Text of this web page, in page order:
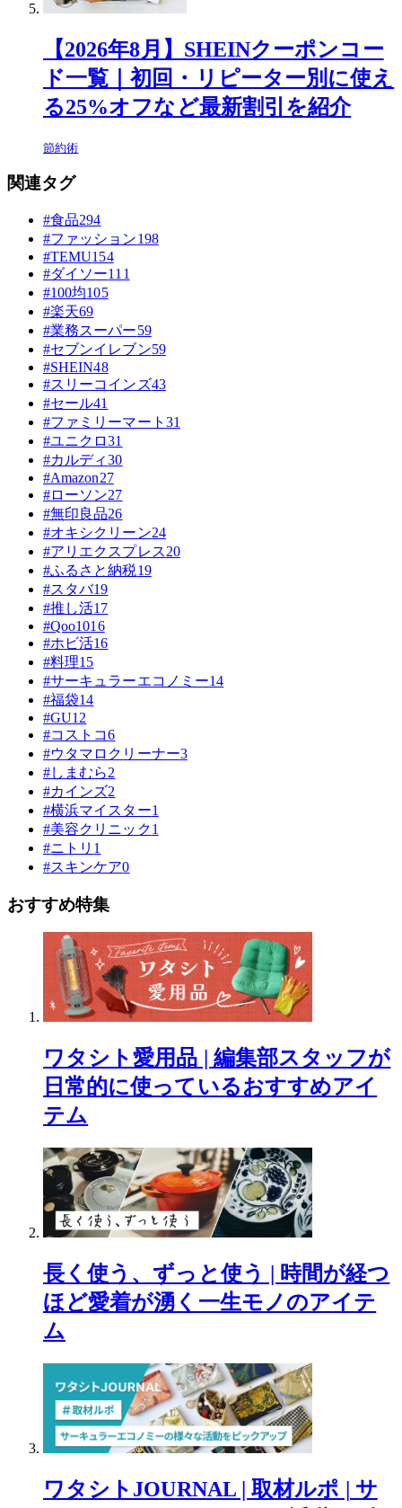
【2026年8月】SHEINクーポンコー
ド一覧｜初回・リピーター別に使え
る25%オフなど最新割引を紹介
節約術
関連タグ
#食品294
#ファッション198
#TEMU154
#ダイソー111
#100均105
#楽天69
#業務スーパー59
#セブンイレブン59
#SHEIN48
#スリーコインズ43
#セール41
#ファミリーマート 31
#ユニクロ31
#カルディ30
#Amazon27
#ローソン27
#無印良品26
#オキシクリーン24
#アリエクスプレス20
#ふるさと納税19
#スタバ19
#推し活17
#Qoo1016
#ホビ活16
#料理15
#サーキュラーエコノミー14
#福袋14
#GU12
#コストコ6
#ウタマロクリーナー3
#しまむら2
#カインズ2
#横浜マイスター1
#美容クリニック1
#ニトリ 1
#スキンケア0
おすすめ特集
ワタシト愛用品 | 編集部スタッフが
日常的に使っているおすすめアイ
テム
長く使う、ずっと使う | 時間が経つ
ほど愛着が湧く一生モノのアイテ
ム
ワタシトJOURNAL | 取材ルポ | サ